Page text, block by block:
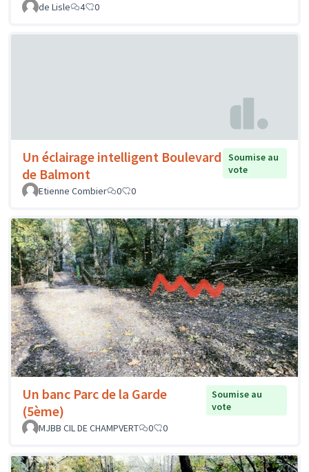
de Lisle
4 0
Un éclairage intelligent Boulevard
de Balmont
Soumise au
vote
Etienne Combier
0 0
Un banc Parc de la Garde
(5ème)
Soumise au
vote
MJBB CIL DE CHAMPVERT
0 0